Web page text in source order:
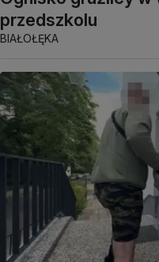
przedszkolu
BIAŁOŁĘKA